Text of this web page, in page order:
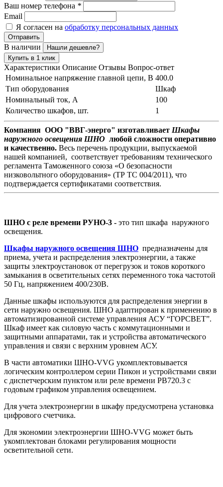
Ваш номер телефона *
Email
Я согласен на обработку персональных данных
Отправить
В наличии
Нашли дешевле?
Купить в 1 клик
Характеристики Описание Отзывы Вопрос-ответ
Номинальное напряжение главной цепи, В 400.0
Тип оборудования
Шкаф
Номинальный ток, А
100
Количество шкафов, шт.
1
Компания ООО "ВВГ-энерго" изготавливает Шкафы
наружного освещения ШНО любой сложности оперативно
и качественно. Весь перечень продукции, выпускаемой
нашей компанией, соответствует требованиям технического
регламента Таможенного союза «О безопасности
низковольтного оборудования» (ТР ТС 004/2011), что
подтверждается сертификатами соответствия.
ШНО с реле времени РУНО-3 - это тип шкафа наружного
освещения.
Шкафы наружного освещения ШНО предназначены для
приема, учета и распределения электроэнергии, а также
защиты электроустановок от перегрузок и токов короткого
замыкания в осветительных сетях переменного тока частотой
50 Гц, напряжением 400/230В.
Данные шкафы используются для распределения энергии в
сети наружно освещения. ШНО адаптирован к применению в
автоматизированной системе управления АСУ “ГОРСВЕТ”.
Шкаф имеет как силовую часть с коммутационными и
защитными аппаратами, так и устройства автоматического
управления и связи с верхним уровнем АСУ.
В части автоматики ШНО-VVG укомплектовывается
логическим контроллером серии Пикон и устройствами связи
с диспетчерским пунктом или реле времени РВ720.3 с
годовым графиком управления освещением.
Для учета электроэнергии в шкафу предусмотрена установка
цифрового счетчика.
Для экономии электроэнергии ШНО-VVG может быть
укомплектован блоками регулирования мощности
осветительной сети.